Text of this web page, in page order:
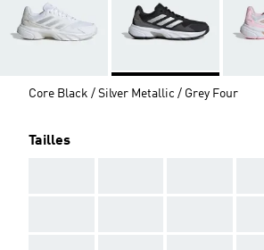
Core Black / Silver Metallic / Grey Four
Tailles